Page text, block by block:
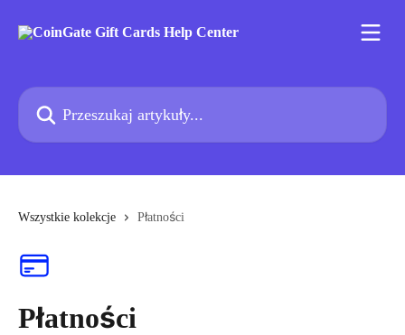
Przeszukaj artykuły...
Wszystkie kolekcje Płatności
Płatności